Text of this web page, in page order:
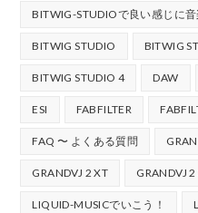
BITWIG-STUDIOで良い感じに音
BITWIG STUDIO BITWIG
BITWIG STUDIO 4 DAW
ESI FABFILTER
FAQ 〜 よくある質問
GRANDVJ 2 XT GRANDVJ
LIQUID-MUSICでいこう！